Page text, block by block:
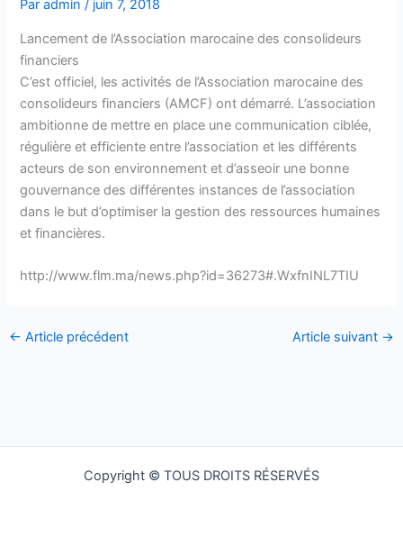
Paradmin/ juin 7, 2018
Lancement de l’Association marocaine des consolideurs
financiers
C’est officiel, les activités de l’Association marocaine des
consolideurs financiers (AMCF) ont démarré. L’association
ambitionne de mettre en place une communication ciblée,
régulière et efficiente entre l’association et les différents
acteurs de son environnement et d’asseoir une bonne
gouvernance des différentes instances de l’association
dans le but d’optimiser la gestion des ressources humaines
et financières.
http://www.flm.ma/news.php?id=36273#.WxfnINL7TIU
← Article précédent Article suivant →
Copyright © TOUS DROITS RÉSERVÉS